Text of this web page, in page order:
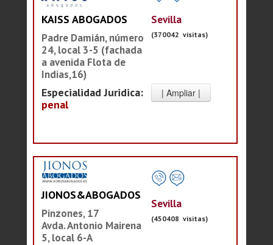
KAISS ABOGADOS
Padre Damián, número
24, local 3-5 (fachada
a avenida Flota de
Indias,16)
Especialidad Juridica:
penal
Sevilla
(370042 visitas)
JIONOS&ABOGADOS
Pinzones, 17
Avda. Antonio Mairena
5, local 6-A
Sevilla
(450408 visitas)